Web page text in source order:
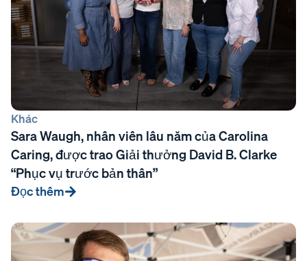
Khác
Sara Waugh, nhân viên lâu năm của Carolina
Caring, được trao Giải thưởng David B. Clarke
“Phục vụ trước bản thân”
Đọc thêm